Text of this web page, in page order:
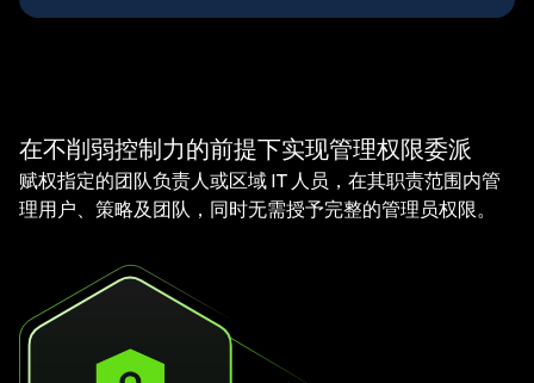
在不削弱控制力的前提下实现管理权限委派
赋权指定的团队负责人或区域 IT 人员，在其职责范围内管
理用户、策略及团队，同时无需授予完整的管理员权限。